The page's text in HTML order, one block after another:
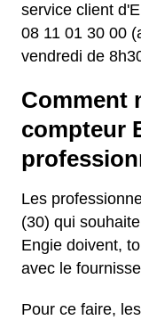
service client
08 11 01 30 00
vendredi de
Comment
compteur
Les
(30) qui
Engie doivent,
avec le
Pour ce faire,